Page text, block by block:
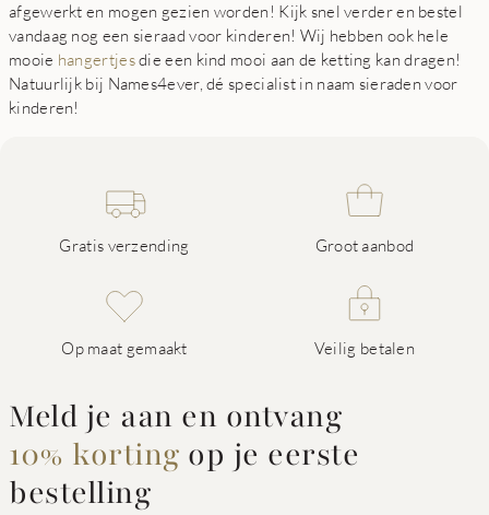
afgewerkt en mogen gezien worden! Kijk snel verder en bestel
vandaag nog een sieraad voor kinderen! Wij hebben ook hele
mooie hangertjesdie een kind mooi aan de ketting kan dragen!
Natuurlijk bij Names4ever, dé specialist in naam sieraden voor
kinderen!
Gratis verzending Groot aanbod
Op maat gemaakt Veilig betalen
Meld je aan en ontvang
10% korting op je eerste
bestelling